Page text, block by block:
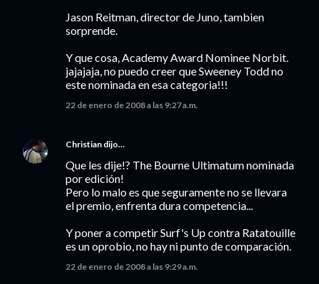
Jason Reitman, director de Juno, tambien
sorprende.
Y que cosa, Academy Award Nominee Norbit.
jajajaja, no puedo creer que Sweeney Todd no
este nominada en esa categoria!!!
22 de enero de 2008 a las 9:27 a.m.
Christian dijo…
Que les dije!? The Bourne Ultimatum nominada
por edición!
Pero lo malo es que seguramente no se llevara
el premio, enfrenta dura competencia...
Y poner a competir Surf's Up contra Ratatouille
es un oprobio, no hay ni punto de comparación.
22 de enero de 2008 a las 9:29 a.m.